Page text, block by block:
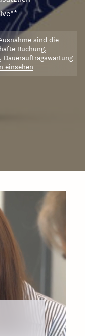
sind die
Buchung,
Dauerauftragswartung
einsehen